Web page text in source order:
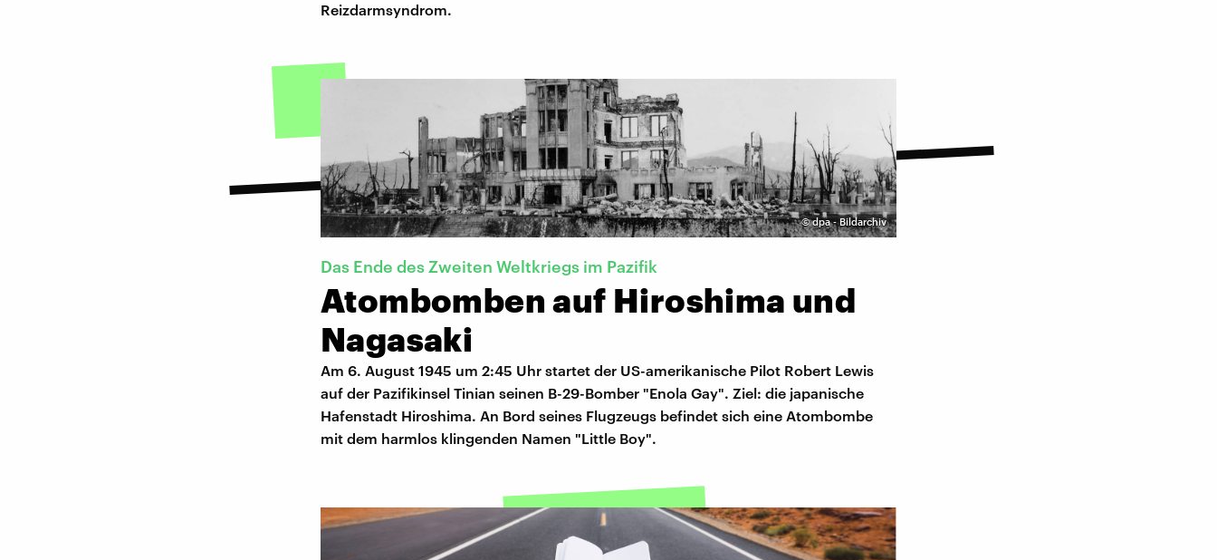
Reizdarmsyndrom.
©dpa - Bildarchiv
Das Ende des Zweiten Weltkriegs im Pazifik
Atombomben auf Hiroshima und
Nagasaki
Am 6. August 1945 um 2:45 Uhr startet der US-amerikanische Pilot Robert Lewis
auf der Pazifikinsel Tinian seinen B-29-Bomber "Enola Gay". Ziel: die japanische
Hafenstadt Hiroshima. An Bord seines Flugzeugs befindet sich eine Atombombe
mit dem harmlos klingenden Namen "Little Boy".